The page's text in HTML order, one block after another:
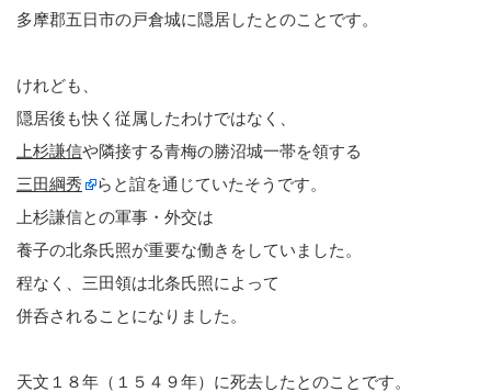
多摩郡五日市の戸倉城に隠居したとのことです。
けれども、
隠居後も快く従属したわけではなく、
上杉謙信や隣接する青梅の勝沼城一帯を領する
三田綱秀
らと誼を通じていたそうです。
上杉謙信との軍事・外交は
養子の北条氏照が重要な働きをしていました。
程なく、三田領は北条氏照によって
併呑されることになりました。
天文１８年（１５４９年）に死去したとのことです。